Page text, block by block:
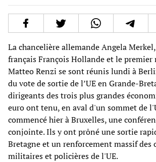
La chancelière allemande Angela
français François Hollande et le
Matteo Renzi se sont réunis lundi à
du vote de sortie de l’UE en Grande-
dirigeants des trois plus grandes
euro ont tenu, en aval d'un sommet de
commencé hier à Bruxelles, une
conjointe. Ils y ont prôné une sortie
Bretagne et un renforcement massif des
militaires et policières de l'UE.